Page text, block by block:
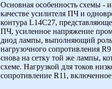
Основная особенность схемы -
качестве усилителя ПЧ и
контура L14C27,
ПЧ, усиленное напряжение
диод лампы, выполняющий роль
нагрузочного сопротивления
снова на сетку той же лампы,
схеме. Нагрузкой для токов
сопротивление R11,